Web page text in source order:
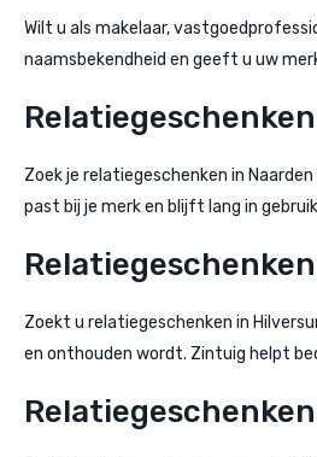
Wilt u als makelaar,
naamsbekendheid en geeft u uw
Zoek je relatiegeschenken in
past bij je merk en blijft lang in
Zoekt u relatiegeschenken in
en onthouden wordt. Zintuig helpt